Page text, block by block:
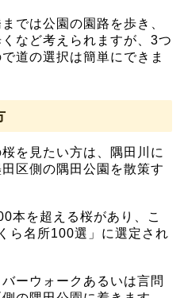
では公園の園路を歩き、
など考えられますが、3つ
道の選択は簡単にできま
を見たい方は、隅田川に
区側の隅田公園を散策す
本を超える桜があり、こ
ら名所100選」に選定され
ーウォークあるいは言問